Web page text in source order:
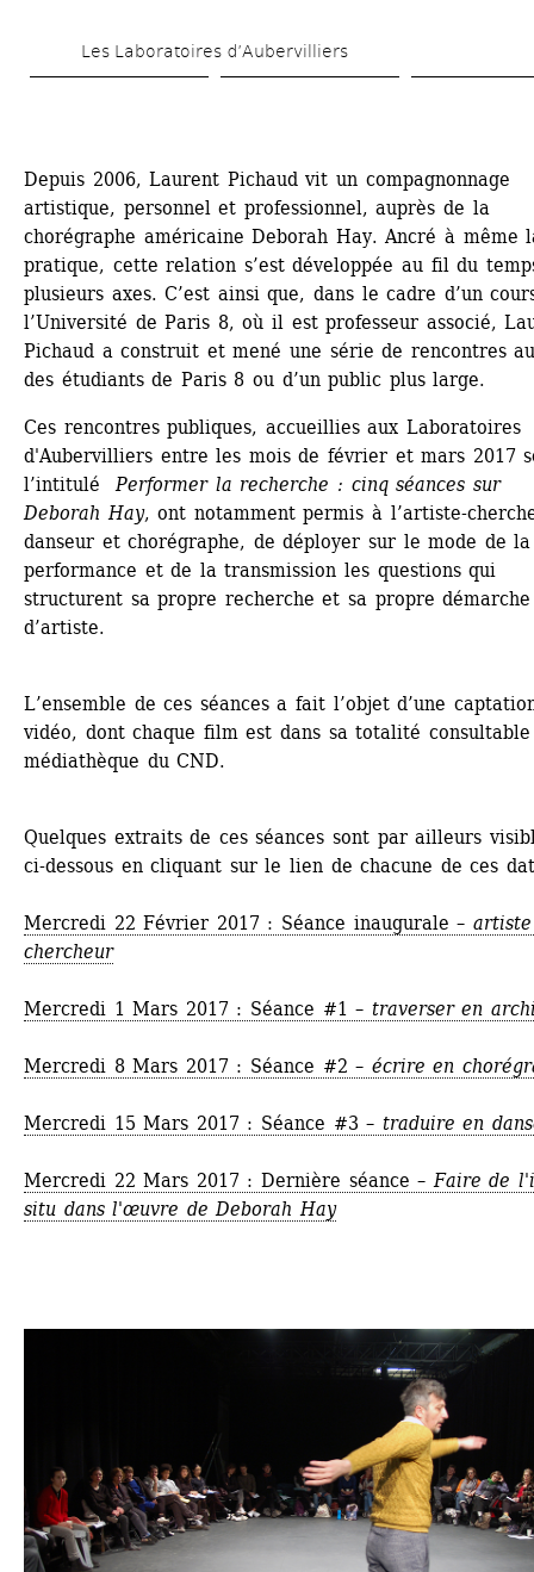
au
Les Laboratoires d’Aubervilliers
Depuis 2006, Laurent Pichaud vit un compagnonnage
artistique, personnel et professionnel, auprès de la
chorégraphe américaine Deborah Hay. Ancré à même
pratique, cette relation s’est développée au fil du
plusieurs axes. C’est ainsi que, dans le cadre d’un
l’Université de Paris 8, où il est professeur associé,
Pichaud a construit et mené une série de rencontres
des étudiants de Paris 8 ou d’un public plus large.
Ces rencontres publiques, accueillies aux Laboratoires
d'Aubervilliers entre les mois de février et mars 2017
l’intitulé Performer la recherche : cinq séances sur
Deborah Hay, ont notamment permis à l’artiste-
danseur et chorégraphe, de déployer sur le mode de la
performance et de la transmission les questions qui
structurent sa propre recherche et sa propre démarche
d’artiste.
L’ensemble de ces séances a fait l’objet d’une
vidéo, dont chaque film est dans sa totalité
médiathèque du CND.
Quelques extraits de ces séances sont par ailleurs
ci-dessous en cliquant sur le lien de chacune de ces
Mercredi 22 Février 2017 : Séance inaugurale –
chercheur
Mercredi 1 Mars 2017 : Séance #1 – traverser en
Mercredi 8 Mars 2017 : Séance #2 – écrire en
Mercredi 15 Mars 2017 : Séance #3 – traduire en
Mercredi 22 Mars 2017 : Dernière séance – Faire de
situ dans l'œuvre de Deborah Hay